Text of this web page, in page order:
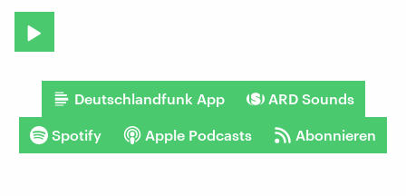
Deutschlandfunk App ARD Sounds
Spotify Apple Podcasts Abonnieren